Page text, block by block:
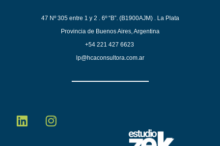
47 Nº 305 entre 1 y 2 . 6º “B”.(B1900AJM) . La Plata
Provincia de Buenos Aires, Argentina
+54 221 427 6623
lp@hcaconsultora.com.ar
L
i
I
n